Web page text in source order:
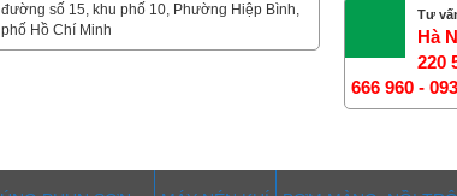
số 15, khu phố 10, Phường Hiệp Bình,
Hồ Chí Minh
Tư
Hà
220
666 960 -